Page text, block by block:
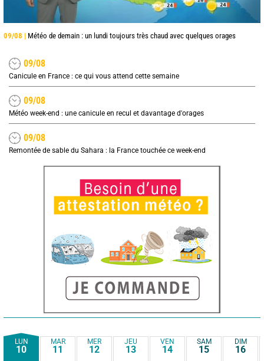
09/08 | Météo de demain : un lundi toujours très chaud avec quelques orages
09/08
Canicule en France : ce qui vous attend cette semaine
09/08
Météo week-end : une canicule en recul et davantage d'orages
09/08
Remontée de sable du Sahara : la France touchée ce week-end
LUN
10
MAR
11
MER
12
JEU
13
VEN
14
SAM
15
DIM
16